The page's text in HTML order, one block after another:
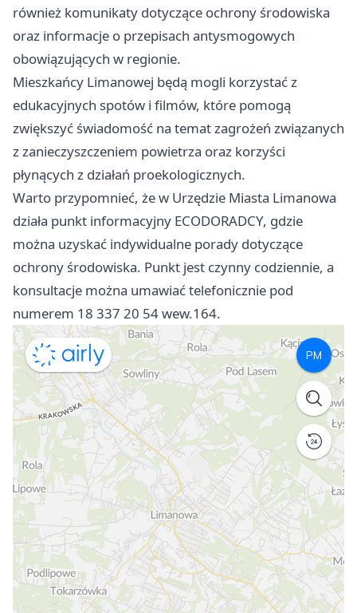
również komunikaty dotyczące ochrony środowiska
oraz informacje o przepisach antysmogowych
obowiązujących w regionie.
Mieszkańcy Limanowej będą mogli korzystać z
edukacyjnych spotów i filmów, które pomogą
zwiększyć świadomość na temat zagrożeń związanych
z zanieczyszczeniem powietrza oraz korzyści
płynących z działań proekologicznych.
Warto przypomnieć, że w Urzędzie Miasta Limanowa
działa punkt informacyjny ECODORADCY, gdzie
można uzyskać indywidualne porady dotyczące
ochrony środowiska. Punkt jest czynny codziennie, a
konsultacje można umawiać telefonicznie pod
numerem 18 337 20 54 wew.164.